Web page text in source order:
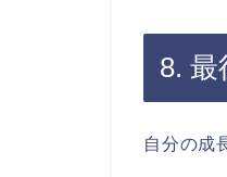
8. 最
自分の成